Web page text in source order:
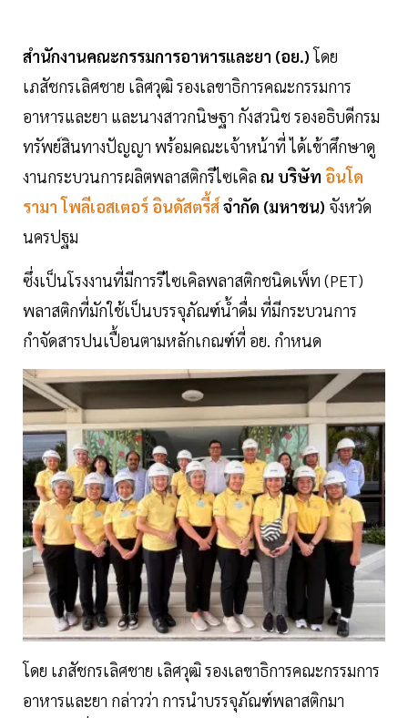
สำนักงานคณะกรรมการอาหารและยา (อย.)โดย
เภสัชกรเลิศชาย เลิศวุฒิ รองเลขาธิการคณะกรรมการ
อาหารและยา และนางสาวกนิษฐา กังสวนิช รองอธิบดีกรม
ทรัพย์สินทางปัญญา พร้อมคณะเจ้าหน้าที่ ได้เข้าศึกษาดู
งานกระบวนการผลิตพลาสติกรีไซเคิล ณ บริษัท อินโด
รามา โพลีเอสเตอร์ อินดัสตรี้ส์จำกัด (มหาชน) จังหวัด
นครปฐม
ซึ่งเป็นโรงงานที่มีการรีไซเคิลพลาสติกชนิดเพ็ท (PET)
พลาสติกที่มักใช้เป็นบรรจุภัณฑ์น้ำดื่ม ที่มีกระบวนการ
กำจัดสารปนเปื้อนตามหลักเกณฑ์ที่ อย. กำหนด
โดย เภสัชกรเลิศชาย เลิศวุฒิ รองเลขาธิการคณะกรรมการ
อาหารและยา กล่าวว่า การนำบรรจุภัณฑ์พลาสติกมา